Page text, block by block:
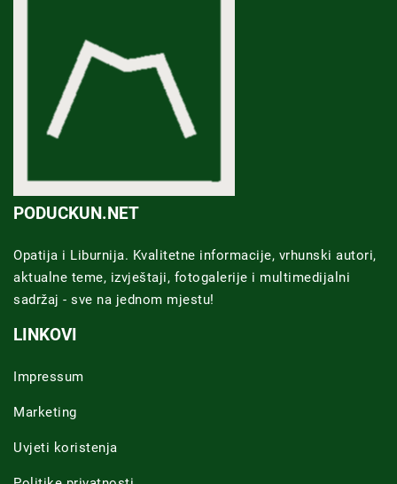
PODUCKUN.NET
Opatija i Liburnija. Kvalitetne informacije, vrhunski autori,
aktualne teme, izvještaji, fotogalerije i multimedijalni
sadržaj - sve na jednom mjestu!
LINKOVI
Impressum
Marketing
Uvjeti koristenja